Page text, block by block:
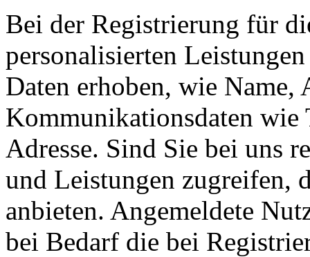
Bei der Registrierung für
personalisierten
Daten erhoben, wie
Kommunikationsdaten
Adresse. Sind Sie bei uns
und Leistungen zugreifen,
anbieten. Angemeldete
bei Bedarf die bei